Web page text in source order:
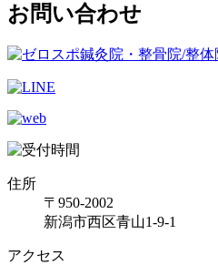
お問い合わせ
住所
〒950-2002
新潟市西区青山1-9-1
アクセス